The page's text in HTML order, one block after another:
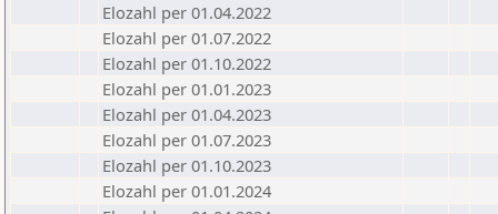
Elozahl per 01.04.2022
Elozahl per 01.07.2022
Elozahl per 01.10.2022
Elozahl per 01.01.2023
Elozahl per 01.04.2023
Elozahl per 01.07.2023
Elozahl per 01.10.2023
Elozahl per 01.01.2024